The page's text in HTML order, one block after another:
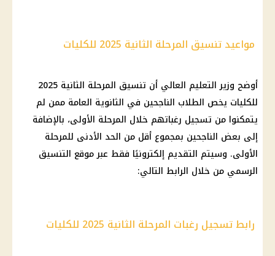
مواعيد تنسيق المرحلة الثانية 2025 للكليات
أوضح وزير التعليم العالي أن تنسيق المرحلة الثانية 2025
للكليات يخص الطلاب الناجحين في الثانوية العامة ممن لم
يتمكنوا من تسجيل رغباتهم خلال المرحلة الأولى، بالإضافة
إلى بعض الناجحين بمجموع أقل من الحد الأدنى للمرحلة
الأولى. وسيتم التقديم إلكترونيًا فقط عبر موقع التنسيق
الرسمي من خلال الرابط التالي:
رابط تسجيل رغبات المرحلة الثانية 2025 للكليات